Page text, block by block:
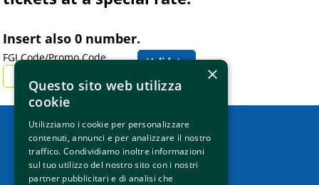
Insert also 0 number.
FGI Code/Promo Code
How to reach us
Contacts
×
Questo sito web utilizza
cookie
Utilizziamo i cookie per personalizzare
contenuti, annunci e per analizzare il nostro
traffico. Condividiamo inoltre informazioni
sul tuo utilizzo del nostro sito con i nostri
partner pubblicitari e di analisi che